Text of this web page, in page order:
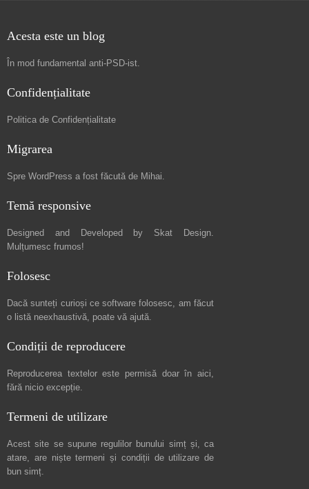
Acesta este un blog
În mod fundamental anti-PSD-ist.
Confidențialitate
Politica de Confidențialitate
Migrarea
Spre WordPress a fost făcută de Mihai.
Temă responsive
Designed and Developed by Skat Design.
Mulțumesc frumos!
Folosesc
Dacă sunteți curioși ce software folosesc, am făcut
o listă neexhaustivă, poate vă ajută.
Condiții de reproducere
Reproducerea textelor este permisă doar în aici,
fără nicio excepție.
Termeni de utilizare
Acest site se supune regulilor bunului simț și, ca
atare, are niștetermeni și condiții de utilizare de
bun simț.